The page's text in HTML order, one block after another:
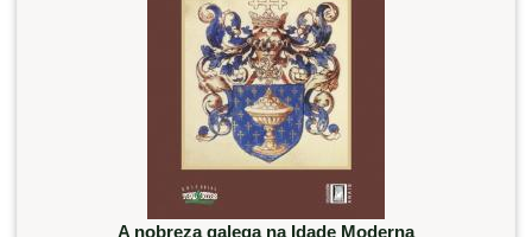
A nobreza galega na Idade Moderna